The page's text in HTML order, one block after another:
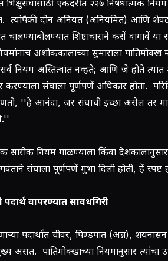
भिक्षुसंघासाठी एकंदरींत २२७ निषेधात्मक
त्यांपैकी दोन अनियत (अनियमित) आणि
चालण्याबोलण्यांत शिष्टाचाराने कसें वागावें
अशोककालाच्या सुमाराला
सर्व नियम अस्तित्वांत नव्हते; आणि जे होते
करण्याला संघाला पूर्णपणें अधिकार होता.
''हे आनंदा, जर संघाची इच्छा असेल तर
सारीक नियम गाळण्याला किंवा
संघाला पूर्णपणें मुभा दिली होती, हें स्पष्ट
पदार्थ वापरण्यात सावधगिरी
पदार्थांत चीवर, पिण्डपात (अन्न),
असत. पातिमोक्खाच्या नियमानुसार